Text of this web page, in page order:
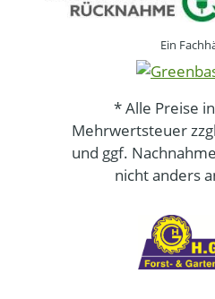
Ein
* Alle Preise
Mehrwertsteuer
und ggf.
nicht anders